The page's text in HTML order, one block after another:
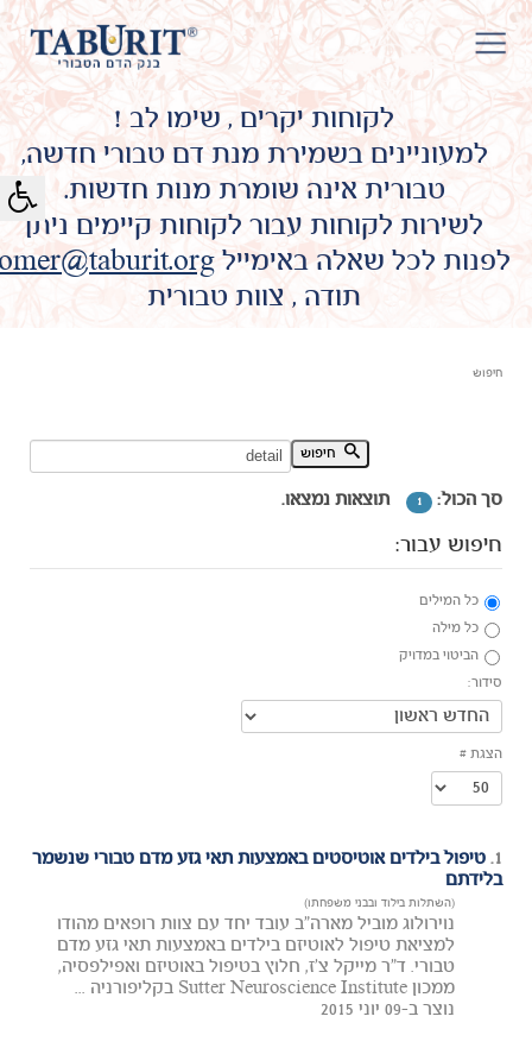
לקוחות יקרים , שימו לב !
למעוניינים בשמירת מנת דם טבורי חדשה,
טבורית אינה שומרת מנות חדשות.
לשירות לקוחות עבור לקוחות קיימים ניתן
לפנות לכל שאלה באימייל
תודה , צוות טבורית
חיפוש
חיפוש מילת מפתח:
סך הכול: 1 תוצאות נמצאו.
חיפוש עבור:
כל המילים
כל מילה
הביטוי במדויק
סידור:
הצגת #
1. טיפול בילדים אוטיסטים באמצעות תאי גזע מדם טבורי שנשמר
בלידתם
(השתלות בילוד ובבני משפחתו)
נוירולוג מוביל מארה"ב עובד יחד עם צוות רופאים מהודו
למציאת טיפול לאוטיזם בילדים באמצעות תאי גזע מדם
טבורי. ד"ר מייקל צ'ז, חלוץ בטיפול באוטיזם ואפילפסיה,
ממכון Sutter Neuroscience Institute בקליפורניה ...
נוצר ב-09 יוני 2015